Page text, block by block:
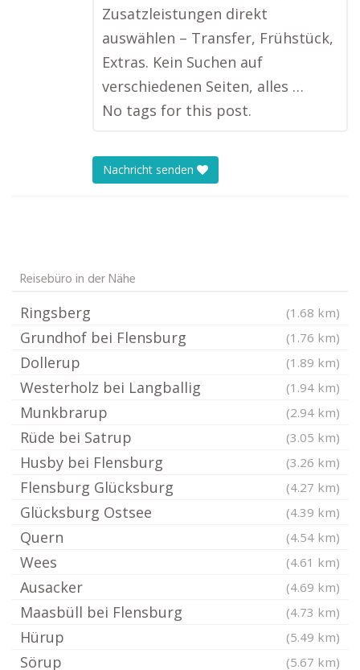
Zusatzleistungen direkt
auswählen – Transfer, Frühstück,
Extras. Kein Suchen auf
verschiedenen Seiten, alles …
No tags for this post.
Nachricht senden
Reisebüro in der Nähe
Ringsberg (1.68 km)
Grundhof bei Flensburg (1.76 km)
Dollerup (1.89 km)
Westerholz bei Langballig (1.94 km)
Munkbrarup (2.94 km)
Rüde bei Satrup (3.05 km)
Husby bei Flensburg (3.26 km)
Flensburg Glücksburg (4.27 km)
Glücksburg Ostsee (4.39 km)
Quern (4.54 km)
Wees (4.61 km)
Ausacker (4.69 km)
Maasbüll bei Flensburg (4.73 km)
Hürup (5.49 km)
Sörup (5.67 km)